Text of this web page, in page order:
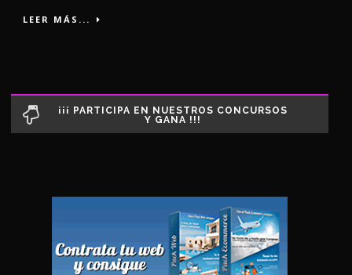
LEER MÁS...
¡¡¡ PARTICIPA EN NUESTROS CONCURSOS
Y GANA !!!